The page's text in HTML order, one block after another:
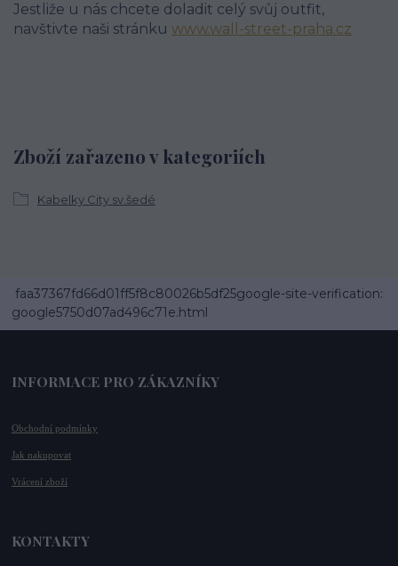
Jestliže u nás chcete doladit celý svůj outfit,
navštivte naši stránku www.wall-street-praha.cz
Zboží zařazeno v kategoriích
Kabelky City sv.šedé
faa37367fd66d01ff5f8c80026b5df25google-site-verification:
google5750d07ad496c71e.html
INFORMACE PRO ZÁKAZNÍKY
Obchodní podmínky
Jak nakupovat
Vrácení zboží
KONTAKTY